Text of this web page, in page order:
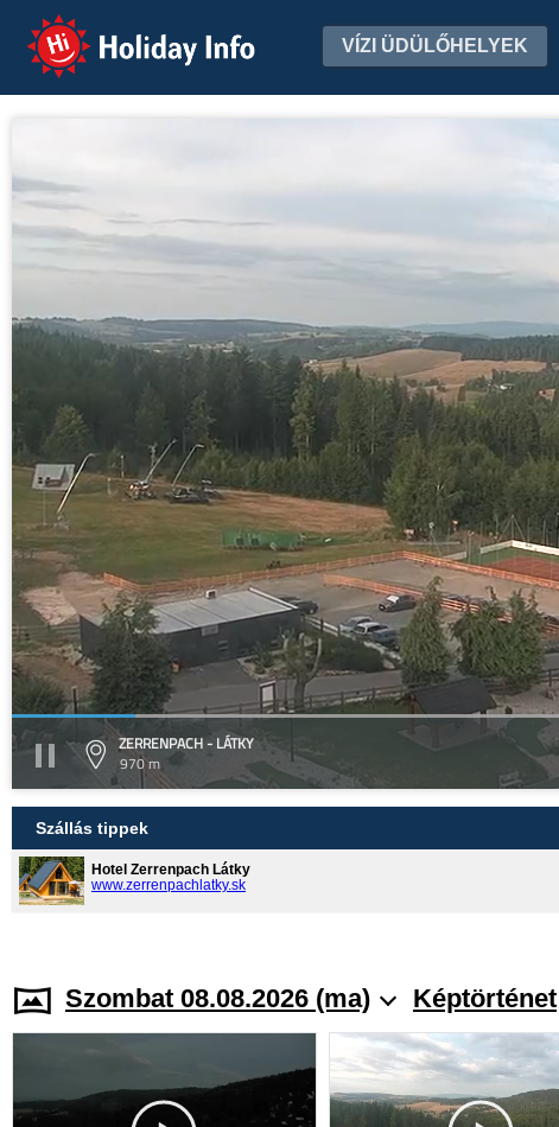
Holiday Info VÍZI ÜDÜLŐHELYEK
ZERRENPACH - LÁTKY
970 m
Szállás tippek
Hotel Zerrenpach Látky
www.zerrenpachlatky.sk
Szombat 08.08.2026 (ma) Képtörténet